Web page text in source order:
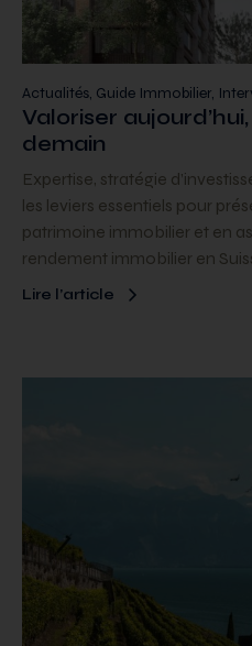
Actualités, Guide Immobilier,
Valoriser
demain
Expertise, stratégie
les leviers essentiels pour
patrimoine immobilier et en
rendement immobilier en
Lire l’article